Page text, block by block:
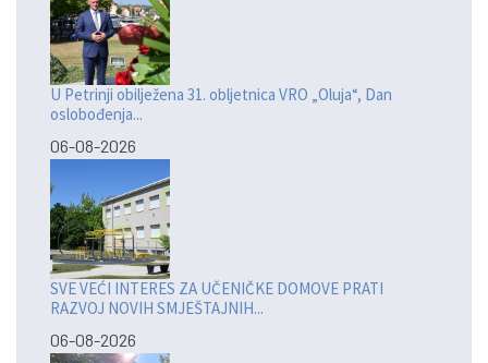
U Petrinji obilježena 31. obljetnica VRO „Oluja“, Dan
oslobođenja...
06-08-2026
SVE VEĆI INTERES ZA UČENIČKE DOMOVE PRATI
RAZVOJ NOVIH SMJEŠTAJNIH...
06-08-2026